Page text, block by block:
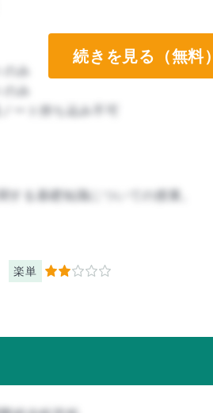
み
み
ート持ち込み不可
する基礎知識についての授業。
楽単 2
続きを見る（無料）